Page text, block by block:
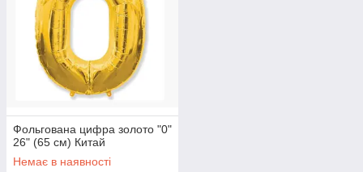
Фольгована цифра золото "0"
26" (65 см) Китай
Немає в наявності